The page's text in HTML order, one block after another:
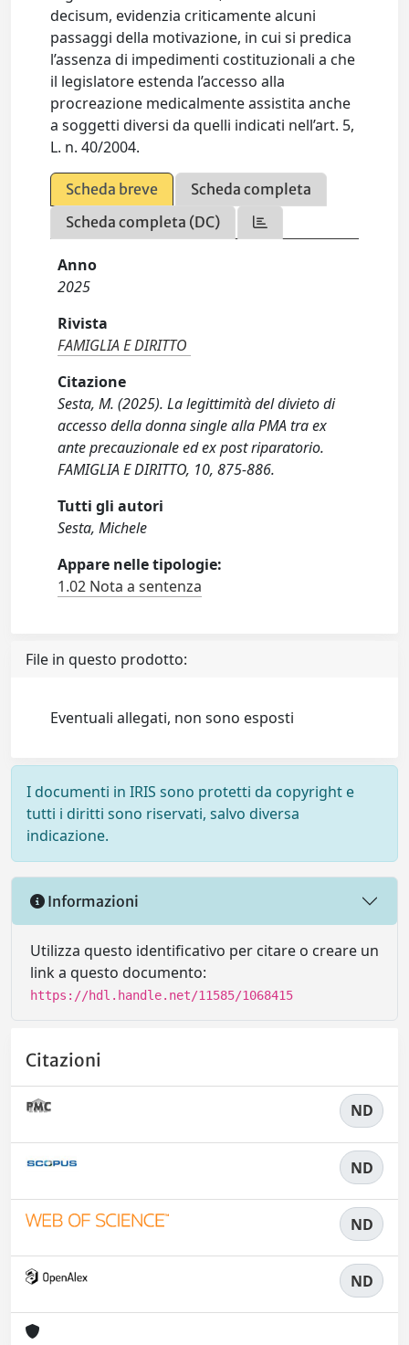
decisum, evidenzia criticamente alcuni
passaggi della motivazione, in cui si predica
l’assenza di impedimenti costituzionali a che
il legislatore estenda l’accesso alla
procreazione medicalmente assistita anche
a soggetti diversi da quelli indicati nell’art. 5,
L. n. 40/2004.
Scheda breve
Scheda completa
Scheda completa (DC)
Anno
2025
Rivista
FAMIGLIA E DIRITTO
Citazione
Sesta, M. (2025). La legittimità del divieto di
accesso della donna single alla PMA tra ex
ante precauzionale ed ex post riparatorio.
FAMIGLIA E DIRITTO, 10, 875-886.
Tutti gli autori
Sesta, Michele
Appare nelle tipologie:
1.02 Nota a sentenza
File in questo prodotto:
Eventuali allegati, non sono esposti
I documenti in IRIS sono protetti da copyright e
tutti i diritti sono riservati, salvo diversa
indicazione.
Informazioni
Utilizza questo identificativo per citare o creare un
link a questo documento:
https://hdl.handle.net/11585/1068415
Citazioni
ND
ND
ND
ND